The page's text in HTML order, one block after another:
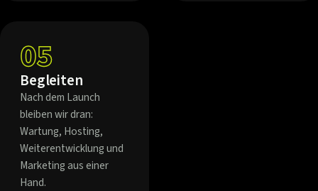
05
Begleiten
Nach dem Launch
bleiben wir dran:
Wartung, Hosting,
Weiterentwicklung und
Marketing aus einer
Hand.